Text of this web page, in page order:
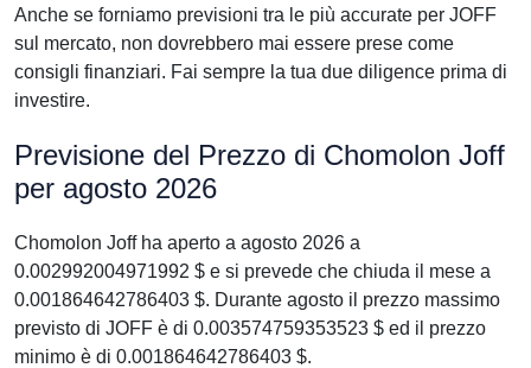
Anche se forniamo previsioni tra le più accurate per JOFF
sul mercato, non dovrebbero mai essere prese come
consigli finanziari. Fai sempre la tua due diligence prima di
investire.
Previsione del Prezzo di Chomolon Joff
per agosto 2026
Chomolon Joff ha aperto a agosto 2026 a
0.002992004971992 $ e si prevede che chiuda il mese a
0.001864642786403 $. Durante agosto il prezzo massimo
previsto di JOFF è di 0.003574759353523 $ ed il prezzo
minimo è di 0.001864642786403 $.